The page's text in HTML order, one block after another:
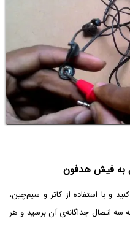
به فیش هدفون
و با استفاده از کاتر و سیم‌چین،
سه اتصال جداگانه‌ی آن برسید و هر